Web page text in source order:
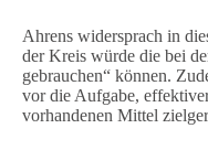
Ahrens widersprach in
der Kreis würde die bei
gebrauchen“ können.
vor die Aufgabe,
vorhandenen Mittel